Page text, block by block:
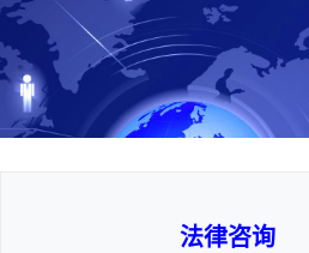
法律咨询